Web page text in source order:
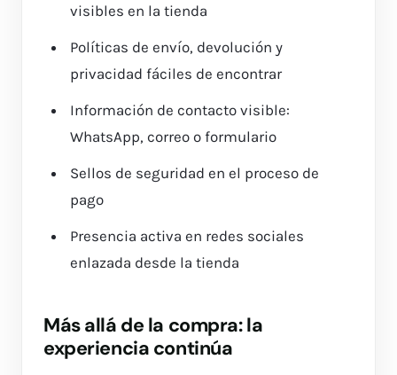
visibles en la tienda
Políticas de envío, devolución y
privacidad fáciles de encontrar
Información de contacto visible:
WhatsApp, correo o formulario
Sellos de seguridad en el proceso de
pago
Presencia activa en redes sociales
enlazada desde la tienda
Más allá de la compra: la
experiencia continúa